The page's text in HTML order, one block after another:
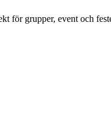
för grupper, event och